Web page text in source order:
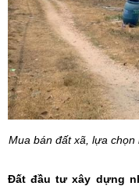
Mua bán đất xã, lựa
Đất đầu tư xây dựng